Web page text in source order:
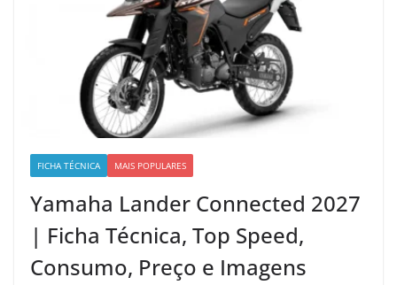
FICHA TÉCNICA MAIS POPULARES
Yamaha Lander Connected 2027
| Ficha Técnica, Top Speed,
Consumo, Preço e Imagens